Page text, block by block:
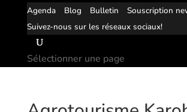
Agenda
Blog Bulletin
Souscription
Suivez-nous sur les réseaux sociaux!
Sélectionner une page